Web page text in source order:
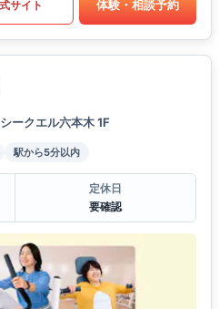
サイト 体験・相談予約
ークエル六本木 1F
駅から5分以内
定休日
要確認